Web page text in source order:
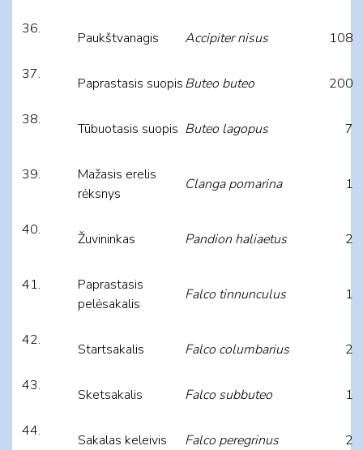
Paukštvanagis Accipiter nisus 108
Paprastasis suopisButeo buteo 200
Tūbuotasis suopis Buteo lagopus 7
Mažasis erelis
rėksnys
Clanga pomarina 1
Žuvininkas Pandion haliaetus 2
Paprastasis
pelėsakalis
Falco tinnunculus 1
Startsakalis Falco columbarius 2
Sketsakalis Falco subbuteo 1
Sakalas keleivis Falco peregrinus 2